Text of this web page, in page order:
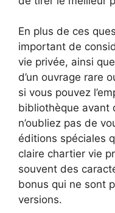
En plus de ces
important de
vie privée, ainsi
d’un ouvrage rare
si vous pouvez
bibliothèque avant
n’oubliez pas de
éditions spéciales
claire chartier vie
souvent des
bonus qui ne sont
versions.